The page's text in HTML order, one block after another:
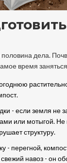
половина дела.
время
- если земля не
или мотыгой.
структуру.
- перегной,
навоз - он